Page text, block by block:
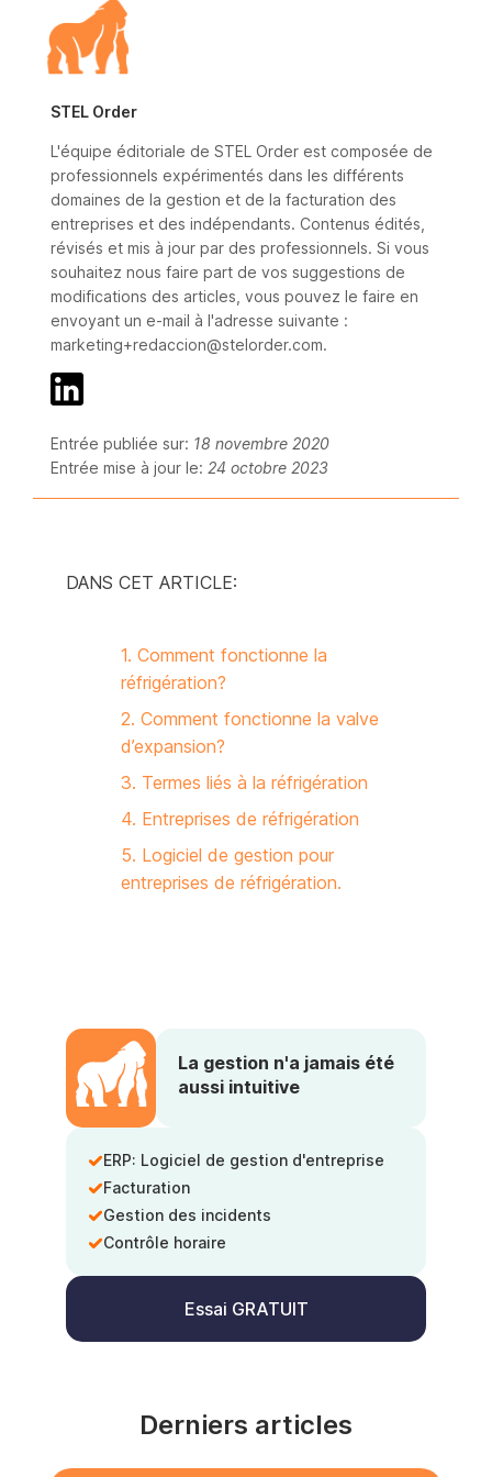
STEL Order
L'équipe éditoriale de STEL Order est composée de
professionnels expérimentés dans les différents
domaines de la gestion et de la facturation des
entreprises et des indépendants. Contenus édités,
révisés et mis à jour par des professionnels. Si vous
souhaitez nous faire part de vos suggestions de
modifications des articles, vous pouvez le faire en
envoyant un e-mail à l'adresse suivante :
marketing+redaccion@stelorder.com.
Entrée publiée sur: 18 novembre 2020
Entrée mise à jour le: 24 octobre 2023
DANS CET ARTICLE:
1. Comment fonctionne la
réfrigération?
2. Comment fonctionne la valve
d’expansion?
3. Termes liés à la réfrigération
4. Entreprises de réfrigération
5. Logiciel de gestion pour
entreprises de réfrigération.
La gestion n'a jamais été
aussi intuitive
ERP: Logiciel de gestion d'entreprise
Facturation
Gestion des incidents
Contrôle horaire
Essai GRATUIT
Derniers articles